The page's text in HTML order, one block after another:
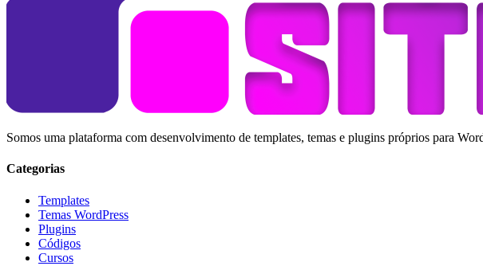
Somos uma plataforma com desenvolvimento de templates, temas e plugins próprios para
Categorias
Templates
Temas WordPress
Plugins
Códigos
Cursos